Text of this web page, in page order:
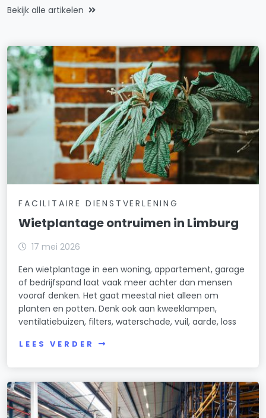
Bekijk alle artikelen
FACILITAIRE DIENSTVERLENING
Wietplantage ontruimen in Limburg
17 mei 2026
Een wietplantage in een woning, appartement, garage
of bedrijfspand laat vaak meer achter dan mensen
vooraf denken. Het gaat meestal niet alleen om
planten en potten. Denk ook aan kweeklampen,
ventilatiebuizen, filters, waterschade, vuil, aarde, loss
LEES VERDER